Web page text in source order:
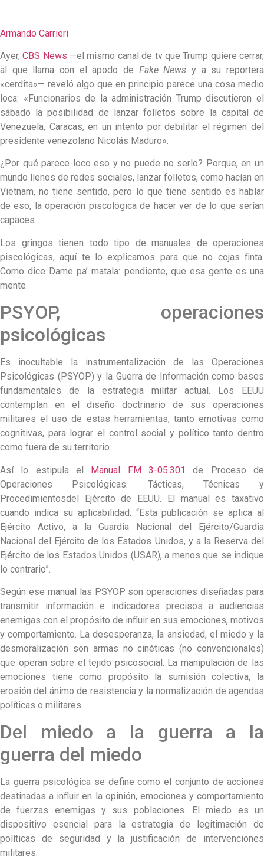
Armando Carrieri
Ayer,CBS News —el mismo canal de tv que Trump quiere cerrar,
al que llama con el apodo de Fake News y a su reportera
«cerdita»— reveló algo que en principio parece una cosa medio
loca: «Funcionarios de la administración Trump discutieron el
sábado la posibilidad de lanzar folletos sobre la capital de
Venezuela, Caracas, en un intento por debilitar el régimen del
presidente venezolano Nicolás Maduro».
¿Por qué parece loco eso y no puede no serlo? Porque, en un
mundo llenos de redes sociales, lanzar folletos, como hacían en
Vietnam, no tiene sentido, pero lo que tiene sentido es hablar
de eso, la operación piscológica de hacer ver de lo que serían
capaces.
Los gringos tienen todo tipo de manuales de operaciones
piscológicas, aquí te lo explicamos para que no cojas finta.
Como dice Dame pa’ matala: pendiente, que esa gente es una
mente.
PSYOP, operaciones
psicológicas
Es inocultable la instrumentalización de las Operaciones
Psicológicas (PSYOP) y la Guerra de Información como bases
fundamentales de la estrategia militar actual. Los EEUU
contemplan en el diseño doctrinario de sus operaciones
militares el uso de estas herramientas, tanto emotivas como
cognitivas, para lograr el control social y político tanto dentro
como fuera de su territorio.
Así lo estipula el Manual FM 3-05.301
de Proceso de
Operaciones Psicológicas: Tácticas, Técnicas y
Procedimientosdel Ejército de EEUU. El manual es taxativo
cuando indica su aplicabilidad: “Esta publicación se aplica al
Ejército Activo, a la Guardia Nacional del Ejército/Guardia
Nacional del Ejército de los Estados Unidos, y a la Reserva del
Ejército de los Estados Unidos (USAR), a menos que se indique
lo contrario”.
Según ese manual las PSYOP son operaciones diseñadas para
transmitir información e indicadores precisos a audiencias
enemigas con el propósito de influir en sus emociones, motivos
y comportamiento. La desesperanza, la ansiedad, el miedo y la
desmoralización son armas no cinéticas (no convencionales)
que operan sobre el tejido psicosocial. La manipulación de las
emociones tiene como propósito la sumisión colectiva, la
erosión del ánimo de resistencia y la normalización de agendas
políticas o militares.
Del miedo a la guerra a la
guerra del miedo
La guerra psicológica se define como el conjunto de acciones
destinadas a influir en la opinión, emociones y comportamiento
de fuerzas enemigas y sus poblaciones. El miedo es un
dispositivo esencial para la estrategia de legitimación de
políticas de seguridad y la justificación de intervenciones
militares.